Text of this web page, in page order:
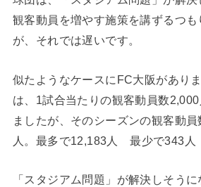
観客動員を増やす施策を講ずるつ
が、それでは遅いです。
似たようなケースにFC大阪があり
は、1試合当たりの観客動員数2,000
ましたが、そのシーズンの観客動
人。最多で12,183人 最少で343人
「スタジアム問題」が解決しそう